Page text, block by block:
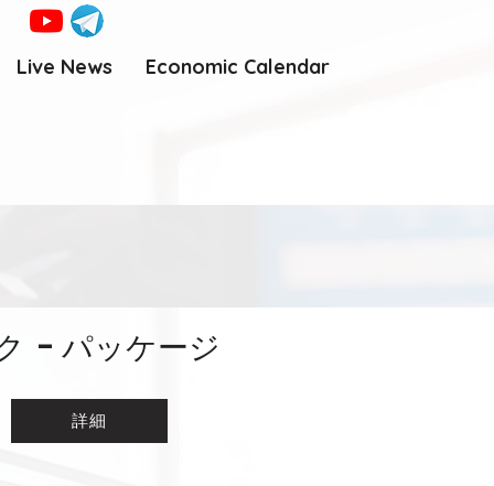
Live News Economic Calendar
- パッケージ
詳細